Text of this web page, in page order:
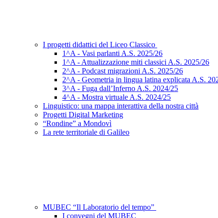
I progetti didattici del Liceo Classico
1^A - Vasi parlanti A.S. 2025/26
1^A - Attualizzazione miti classici A.S. 2025/26
2^A - Podcast migrazioni A.S. 2025/26
2^A - Geometria in lingua latina explicata A.S.
3^A - Fuga dall’Inferno A.S. 2024/25
4^A - Mostra virtuale A.S. 2024/25
Linguistico: una mappa interattiva della nostra città
Progetti Digital Marketing
“Rondine” a Mondovì
La rete territoriale di Galileo
MUBEC “Il Laboratorio del tempo”
I convegni del MUBEC